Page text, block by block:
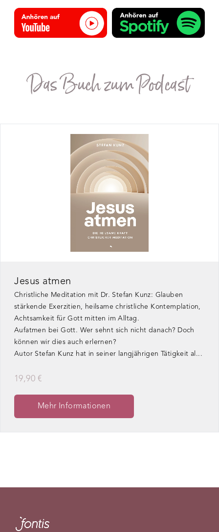
Das Buch zum Podcast
Jesus atmen
Christliche Meditation mit Dr. Stefan Kunz: Glauben
stärkende Exerzitien, heilsame christliche Kontemplation,
Achtsamkeit für Gott mitten im Alltag.
Aufatmen bei Gott. Wer sehnt sich nicht danach? Doch
können wir dies auch erlernen?
Autor Stefan Kunz hat in seiner langjährigen Tätigkeit al...
19,90 €
Mehr Informationen